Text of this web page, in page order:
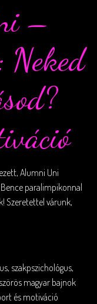
–
Neked
Alumni Uni
paralimpikonnal
Szeretettel várunk,
szakpszichológus,
magyar bajnok
és motiváció